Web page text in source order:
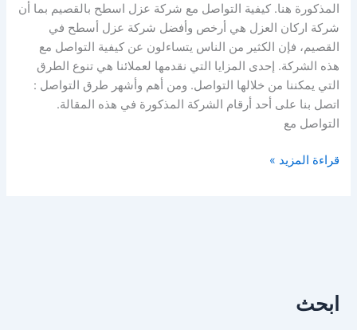
المذكورة هنا. كيفية التواصل مع شركة عزل اسطح بالقصيم بما أن
شركة اركان العزل هي أرخص وأفضل شركة عزل أسطح في
القصيم، فإن الكثير من الناس يتساءلون عن كيفية التواصل مع
هذه الشركة. إحدى المزايا التي نقدمها لعملائنا هي تنوع الطرق
التي يمكننا من خلالها التواصل. ومن أهم وأشهر طرق التواصل :
اتصل بنا على أحد أرقام الشركة المذكورة في هذه المقالة.
التواصل مع
قراءة المزيد »
ابحث